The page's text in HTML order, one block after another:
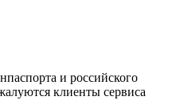
и российского
клиенты сервиса